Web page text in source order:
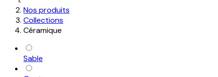
Nos produits
Collections
Céramique
Sable